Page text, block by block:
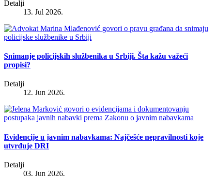
Detalji
13. Jul 2026.
Snimanje policijskih službenika u Srbiji. Šta kažu važeći
propisi?
Detalji
12. Jun 2026.
Evidencije u javnim nabavkama: Najčešće nepravilnosti koje
utvrđuje DRI
Detalji
03. Jun 2026.